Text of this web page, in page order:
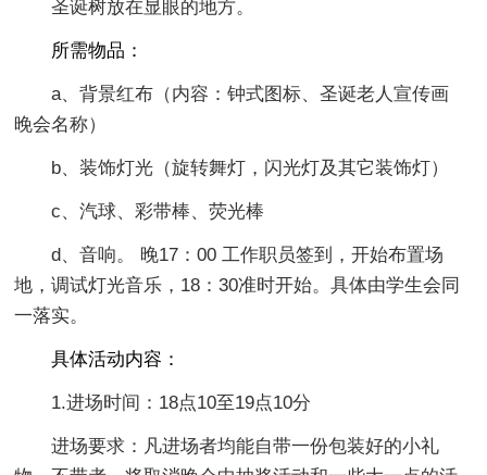
圣诞树放在显眼的地方。
所需物品：
a、背景红布（内容：钟式图标、圣诞老人宣传画
晚会名称）
b、装饰灯光（旋转舞灯，闪光灯及其它装饰灯）
c、汽球、彩带棒、荧光棒
d、音响。 晚17：00 工作职员签到，开始布置场
地，调试灯光音乐，18：30准时开始。具体由学生会同
一落实。
具体活动内容：
1.进场时间：18点10至19点10分
进场要求：凡进场者均能自带一份包装好的小礼